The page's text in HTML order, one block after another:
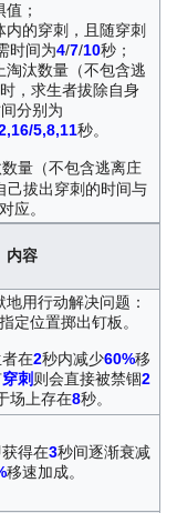
；
的穿刺，且随穿刺
时间为4/7/10秒；
淘汰数量（不包含逃
，求生者拔除自身
分别为
5,8,11秒。
量（不包含逃离庄
己拔出穿刺的时间与
应。
内容
用行动解决问题：
定位置掷出钉板。
在2秒内减少60%移
穿刺则会直接被禁锢2
场上存在8秒。
得在3秒间逐渐衰减
移速加成。